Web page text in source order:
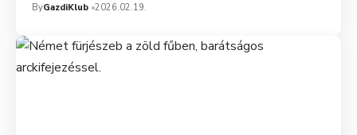
ByGazdiKlub 2026.02.19.